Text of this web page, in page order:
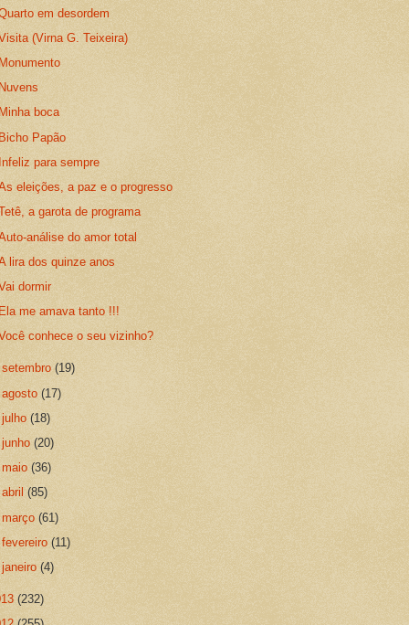
em desordem
(Virna G. Teixeira)
boca
Papão
para sempre
eleições, a paz e o progresso
a garota de programa
análise do amor total
lira dos quinze anos
dormir
me amava tanto !!!
conhece o seu vizinho?
setembro(19)
agosto(17)
julho(18)
junho(20)
maio(36)
abril(85)
março(61)
fevereiro(11)
janeiro(4)
(232)